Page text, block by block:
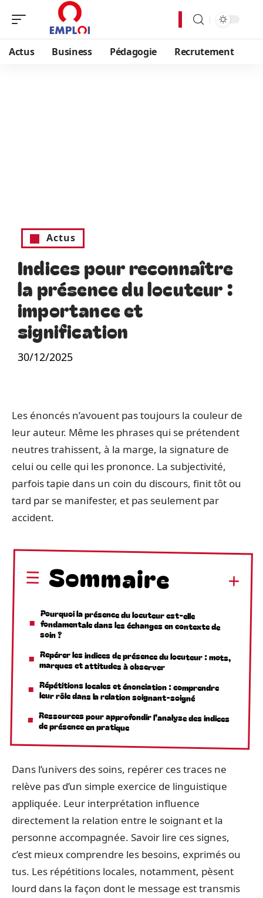
Actus Business Pédagogie Recrutement
Actus
Indices pour reconnaître
la présence du locuteur :
importance et
signification
30/12/2025
Les énoncés n’avouent pas toujours la couleur de
leur auteur. Même les phrases qui se prétendent
neutres trahissent, à la marge, la signature de
celui ou celle qui les prononce. La subjectivité,
parfois tapie dans un coin du discours, finit tôt ou
tard par se manifester, et pas seulement par
accident.
Sommaire
Pourquoi la présence du locuteur est-elle
fondamentale dans les échanges en contexte de
soin ?
Repérer les indices de présence du locuteur : mots,
marques et attitudes à observer
Répétitions locales et énonciation : comprendre
leur rôle dans la relation soignant-soigné
Ressources pour approfondir l’analyse des indices
de présence en pratique
Dans l’univers des soins, repérer ces traces ne
relève pas d’un simple exercice de linguistique
appliquée. Leur interprétation influence
directement la relation entre le soignant et la
personne accompagnée. Savoir lire ces signes,
c’est mieux comprendre les besoins, exprimés ou
tus. Les répétitions locales, notamment, pèsent
lourd dans la façon dont le message est transmis